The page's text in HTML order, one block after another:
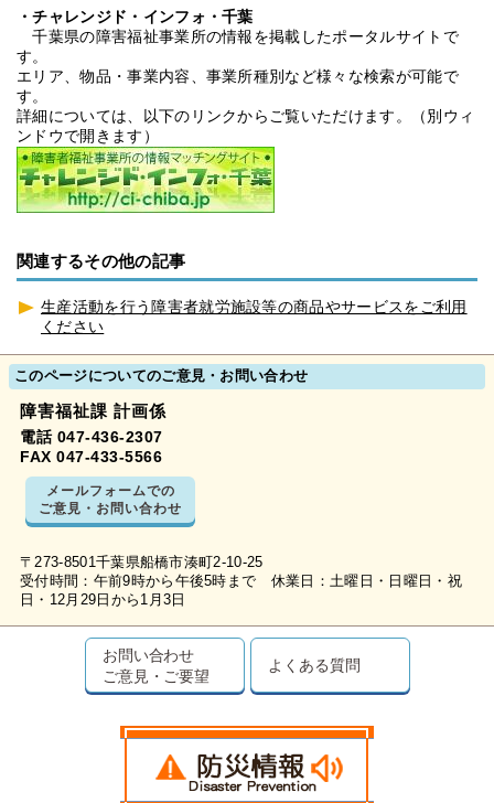
・チャレンジド・インフォ・千葉
千葉県の障害福祉事業所の情報を掲載したポータルサイトで
す。
エリア、物品・事業内容、事業所種別など様々な検索が可能で
す。
詳細については、以下のリンクからご覧いただけます。（別ウィ
ンドウで開きます）
関連するその他の記事
生産活動を行う障害者就労施設等の商品やサービスをご利用
ください
このページについてのご意見・お問い合わせ
障害福祉課 計画係
電話 047-436-2307
FAX 047-433-5566
メールフォームでの
ご意見・お問い合わせ
〒273-8501千葉県船橋市湊町2-10-25
受付時間：午前9時から午後5時まで 休業日：土曜日・日曜日・祝
日・12月29日から1月3日
お問い合わせ
ご意見・ご要望
よくある質問